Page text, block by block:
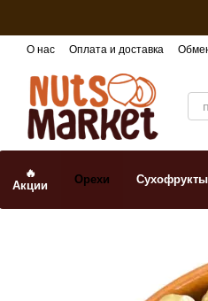
О нас Оплата и доставка
🔥
Акции
Орехи Сухофрукты